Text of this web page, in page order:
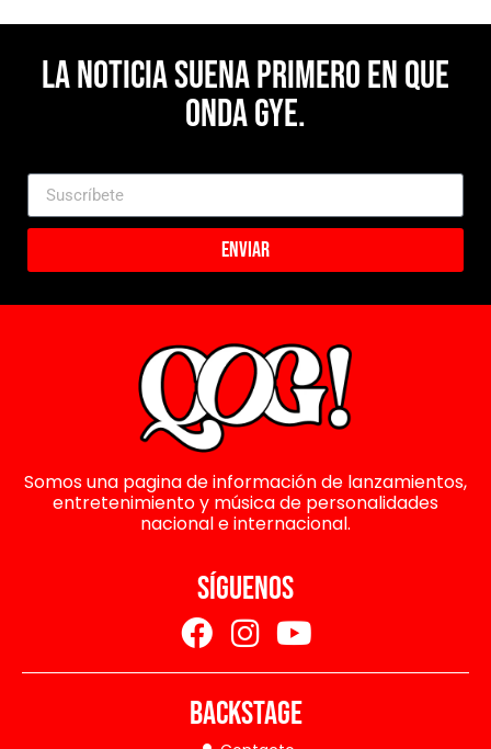
La noticia suena primero en Que
Onda Gye.
Enviar
Somos una pagina de información de lanzamientos,
entretenimiento y música de personalidades
nacional e internacional.
SÍGUENOS
BACKSTAGE